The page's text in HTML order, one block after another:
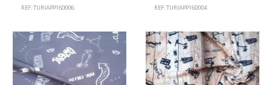
REF: TURIAPP160006 REF: TURIAPP160004